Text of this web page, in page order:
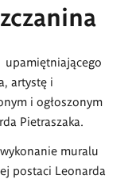
upamiętniającego
artystę i
i ogłoszonym
Pietraszaka.
muralu
postaci Leonarda